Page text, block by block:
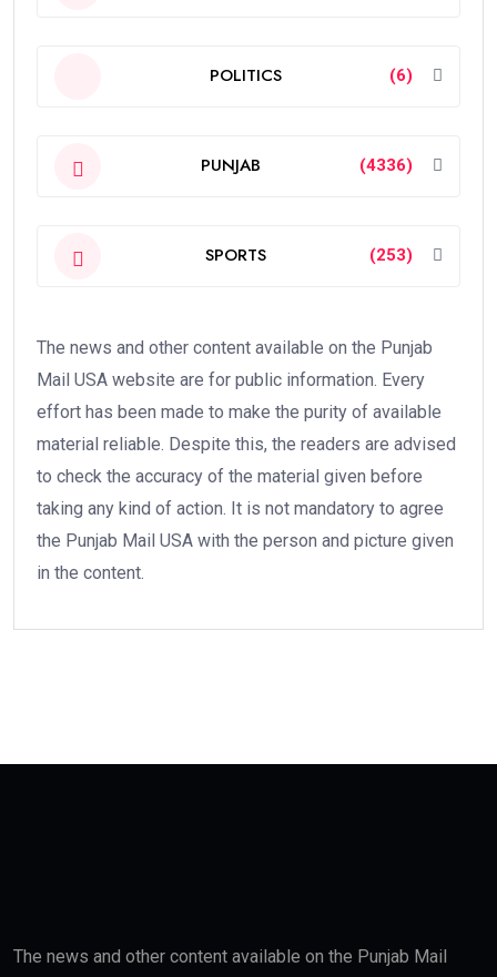
POLITICS (6)
PUNJAB (4336)
SPORTS (253)
The news and other content available on the Punjab
Mail USA website are for public information. Every
effort has been made to make the purity of available
material reliable. Despite this, the readers are advised
to check the accuracy of the material given before
taking any kind of action. It is not mandatory to agree
the Punjab Mail USA with the person and picture given
in the content.
The news and other content available on the Punjab Mail